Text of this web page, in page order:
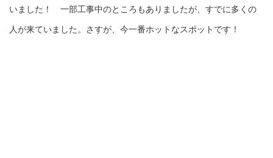
いました！ 一部工事中のところもありましたが、すでに多くの
人が来ていました。さすが、今一番ホットなスポットです！